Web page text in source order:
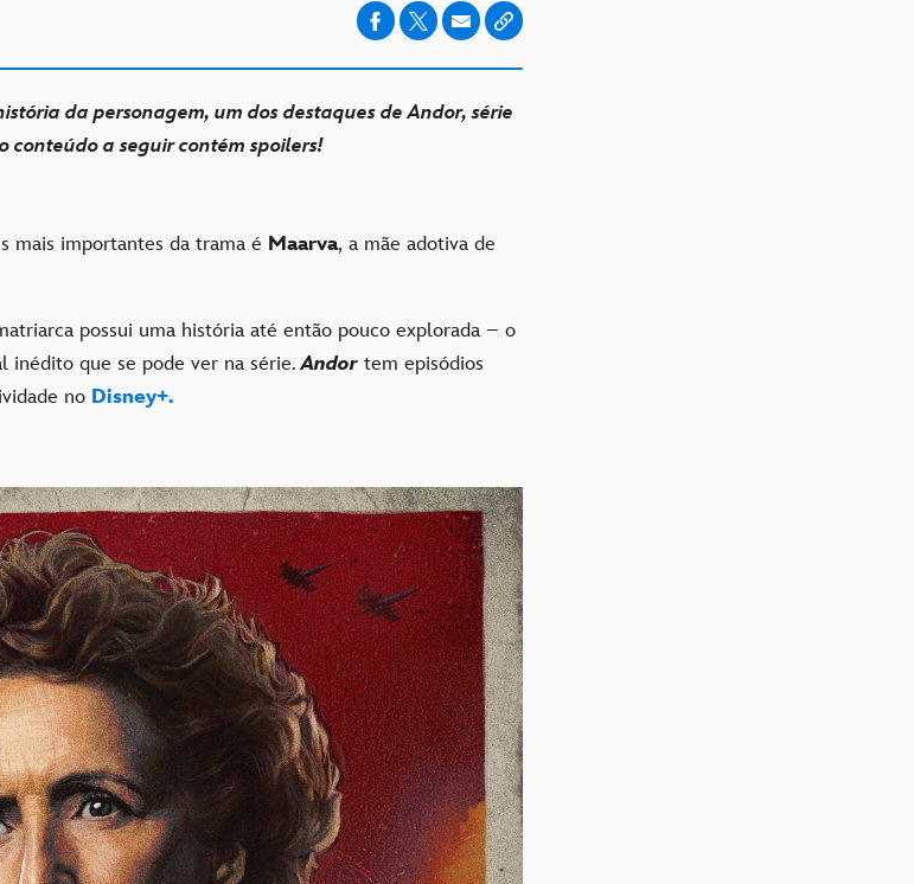
da personagem, um dos destaques de Andor, série
conteúdo a seguir contém spoilers!
mais importantes da trama é Maarva, a mãe adotiva de
possui uma história até então pouco explorada – o
inédito que se pode ver na série.Andor tem episódios
no Disney+.